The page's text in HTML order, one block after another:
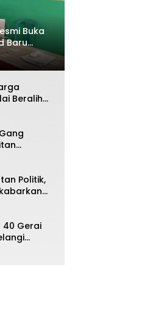
Buka
Baru
Beralih
Antre
Politik,
40 Gerai